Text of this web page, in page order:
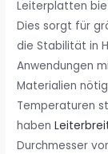
Leiterplatten
Dies sorgt für
die Stabilität in
Anwendungen
Materialien
Temperaturen
haben
Durchmesser